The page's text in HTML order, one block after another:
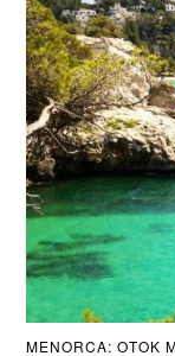
MENORCA: OTOK